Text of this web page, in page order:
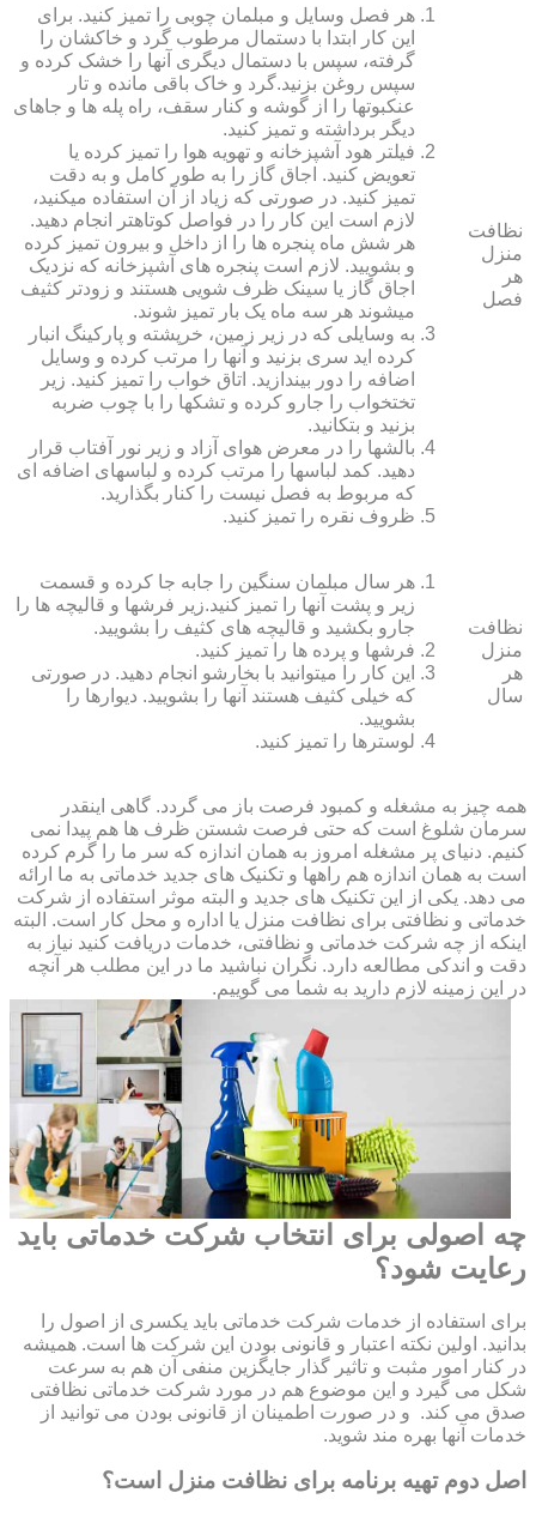
نظافت
منزل
هر
فصل
هر فصل وسایل و مبلمان چوبی را تمیز کنید. برای
این کار ابتدا با دستمال مرطوب گرد و خاک‏شان را
گرفته، سپس با دستمال دیگری آنها را خشک کرده و
سپس روغن بزنید.گرد و خاک باقی مانده و تار
عنکبوت‏ها را از گوشه و کنار سقف، راه پله‏ ها و جاهای
دیگر برداشته و تمیز کنید.
فیلتر هود آشپزخانه و تهویه هوا را تمیز کرده یا
تعویض کنید. اجاق گاز را به طور کامل و به دقت
تمیز کنید. در صورتی که زیاد از آن استفاده می‏کنید،
لازم است این کار را در فواصل کوتاه‏تر انجام دهید.
هر شش ماه پنجره‏ ها را از داخل و بیرون تمیز کرده
و بشویید. لازم است پنجره‏ های آشپزخانه که نزدیک
اجاق گاز یا سینک ظرف شویی هستند و زودتر کثیف
می‏شوند هر سه ماه یک بار تمیز شوند.
به وسایلی که در زیر زمین، خرپشته و پارکینگ انبار
کرده‏ اید سری بزنید و آنها را مرتب کرده و وسایل
اضافه را دور بیندازید. اتاق خواب را تمیز کنید. زیر
تختخواب را جارو کرده و تشک‏ها را با چوب ضربه
بزنید و بتکانید.
بالش‏ها را در معرض هوای آزاد و زیر نور آفتاب قرار
دهید. کمد لباس‏ها را مرتب کرده و لباس‏های اضافه ای
که مربوط به فصل نیست را کنار بگذارید.
ظروف نقره را تمیز کنید.
نظافت
منزل
هر
سال
هر سال مبلمان سنگین را جابه جا کرده و قسمت
زیر و پشت آنها را تمیز کنید.زیر فرش‏ها و قالیچه‏ ها را
جارو بکشید و قالیچه‏ های کثیف را بشویید.
فرش‏ها و پرده ‏ها را تمیز کنید.
این کار را می‏توانید با بخارشو انجام دهید. در صورتی
که خیلی کثیف هستند آنها را بشویید. دیوارها را
بشویید.
لوسترها را تمیز کنید.
همه چیز به مشغله و کمبود فرصت باز می گردد. گاهی اینقدر
سرمان شلوغ است که حتی فرصت شستن ظرف ها هم پیدا نمی
کنیم. دنیای پر مشغله امروز به همان اندازه که سر ما را گرم کرده
است به همان اندازه هم راهها و تکنیک های جدید خدماتی به ما ارائه
می دهد. یکی از این تکنیک های جدید و البته موثر استفاده از شرکت
خدماتی و نظافتی برای نظافت منزل یا اداره و محل کار است. البته
اینکه از چه شرکت خدماتی و نظافتی، خدمات دریافت کنید نیاز به
دقت و اندکی مطالعه دارد. نگران نباشید ما در این مطلب هر آنچه
در این زمینه لازم دارید به شما می گوییم.
چه اصولی برای انتخاب شرکت خدماتی باید
رعایت شود؟
برای استفاده از خدمات شرکت خدماتی باید یکسری از اصول را
بدانید. اولین نکته اعتبار و قانونی بودن این شرکت ها است. همیشه
در کنار امور مثبت و تاثیر گذار جایگزین منفی آن هم به سرعت
شکل می گیرد و این موضوع هم در مورد شرکت خدماتی نظافتی
صدق می کند. و در صورت اطمینان از قانونی بودن می توانید از
خدمات آنها بهره مند شوید.
اصل دوم تهیه برنامه برای نظافت منزل است؟